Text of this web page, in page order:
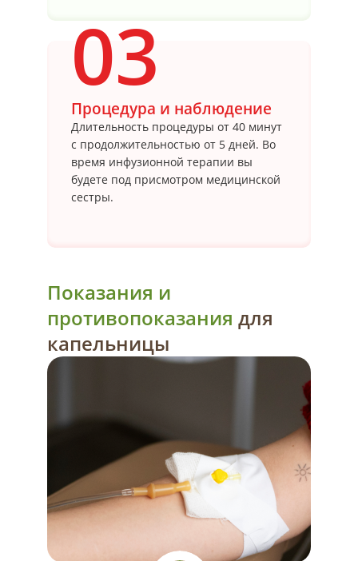
Процедура и наблюдение
Длительность процедуры от 40 минут
с продолжительностью от 5 дней. Во
время инфузионной терапии вы
будете под присмотром медицинской
сестры.
03
Показания и
противопоказания для
капельницы